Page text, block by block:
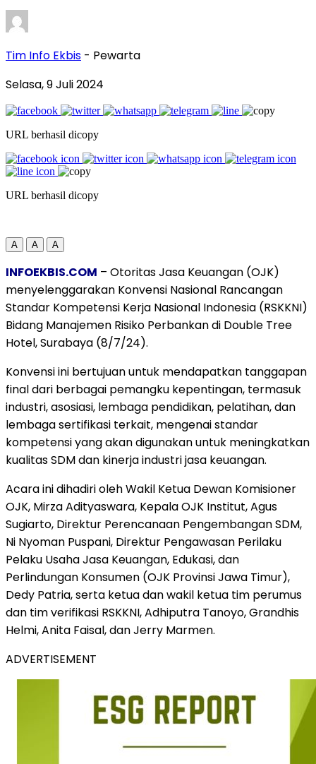
Tim Info Ekbis - Pewarta
Selasa, 9 Juli 2024
URL berhasil dicopy
URL berhasil dicopy
A A A
INFOEKBIS.COM – Otoritas Jasa Keuangan (OJK)
menyelenggarakan Konvensi Nasional Rancangan
Standar Kompetensi Kerja Nasional Indonesia (RSKKNI)
Bidang Manajemen Risiko Perbankan di Double Tree
Hotel, Surabaya (8/7/24).
Konvensi ini bertujuan untuk mendapatkan tanggapan
final dari berbagai pemangku kepentingan, termasuk
industri, asosiasi, lembaga pendidikan, pelatihan, dan
lembaga sertifikasi terkait, mengenai standar
kompetensi yang akan digunakan untuk meningkatkan
kualitas SDM dan kinerja industri jasa keuangan.
Acara ini dihadiri oleh Wakil Ketua Dewan Komisioner
OJK, Mirza Adityaswara, Kepala OJK Institut, Agus
Sugiarto, Direktur Perencanaan Pengembangan SDM,
Ni Nyoman Puspani, Direktur Pengawasan Perilaku
Pelaku Usaha Jasa Keuangan, Edukasi, dan
Perlindungan Konsumen (OJK Provinsi Jawa Timur),
Dedy Patria, serta ketua dan wakil ketua tim perumus
dan tim verifikasi RSKKNI, Adhiputra Tanoyo, Grandhis
Helmi, Anita Faisal, dan Jerry Marmen.
ADVERTISEMENT